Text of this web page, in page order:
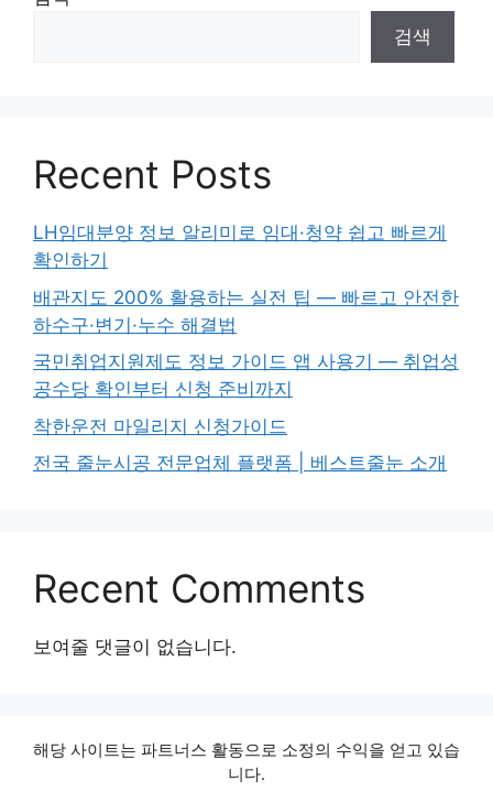
검색
Recent Posts
LH임대분양 정보 알리미로 임대·청약 쉽고 빠르게
확인하기
배관지도 200% 활용하는 실전 팁 — 빠르고 안전한
하수구·변기·누수 해결법
국민취업지원제도 정보 가이드 앱 사용기 — 취업성
공수당 확인부터 신청 준비까지
착한운전 마일리지 신청가이드
전국 줄눈시공 전문업체 플랫폼 | 베스트줄눈 소개
Recent Comments
보여줄 댓글이 없습니다.
해당 사이트는 파트너스 활동으로 소정의 수익을 얻고 있습
니다.